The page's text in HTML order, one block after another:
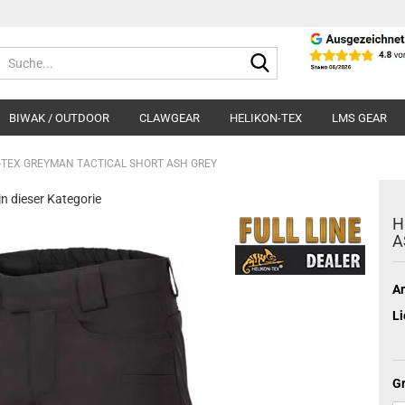
Suche...
BIWAK / OUTDOOR CLAWGEAR HELIKON-TEX LMS GEAR
GREYMAN TACTICAL SHORT ASH GREY
dieser Kategorie